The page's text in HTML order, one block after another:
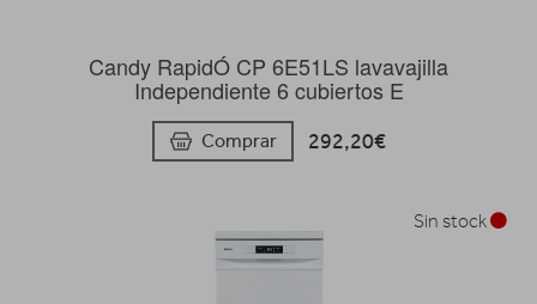
Candy RapidÓ CP 6E51LS lavavajilla
Independiente 6 cubiertos E
Comprar 292,20€
Sin stock